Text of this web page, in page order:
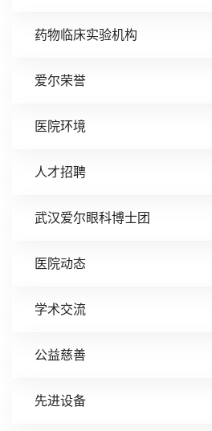
药物临床实验机构
爱尔荣誉
医院环境
人才招聘
武汉爱尔眼科博士团
医院动态
学术交流
公益慈善
先进设备